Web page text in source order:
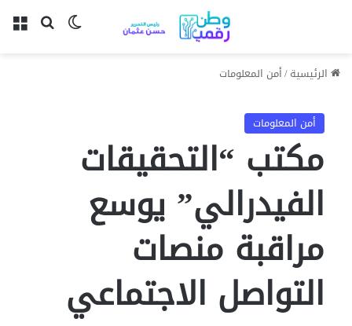
بحث عنالوضع
الرئيسية/أمن المعلومات
أمن المعلومات
مكتب “التحقيقات
الفيدرالي” يوسع
مراقبة منصات
التواصل الاجتماعي